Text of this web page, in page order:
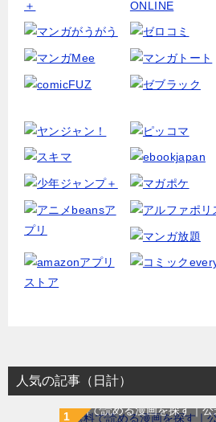
人気の記事（日計）
無料で読める漫画を探す｜